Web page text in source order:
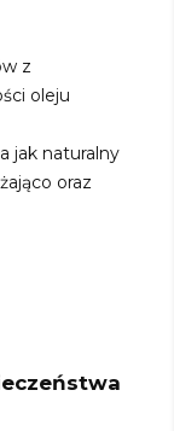
z
oleju
jak naturalny
oraz